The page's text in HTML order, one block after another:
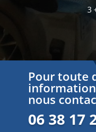
3
Pour toute
nous
06 38 17